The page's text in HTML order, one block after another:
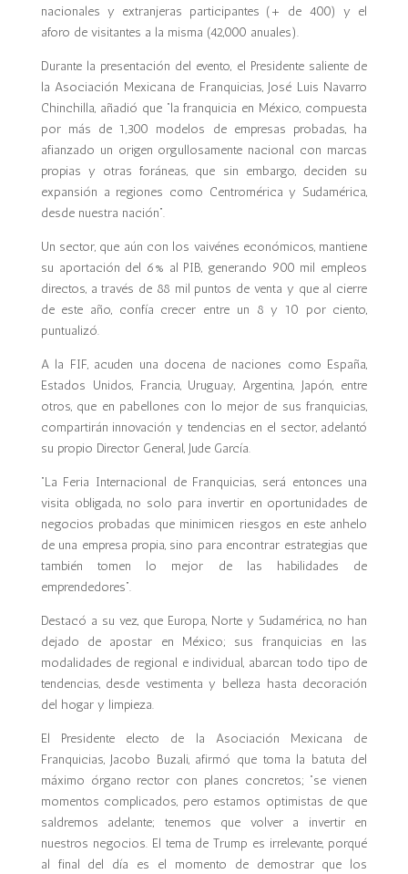
nacionales y extranjeras participantes (+ de 400) y el
aforo de visitantes a la misma (42,000 anuales).
Durante la presentación del evento, el Presidente saliente de
la Asociación Mexicana de Franquicias, José Luis Navarro
Chinchilla, añadió que “la franquicia en México, compuesta
por más de 1,300 modelos de empresas probadas, ha
afianzado un origen orgullosamente nacional con marcas
propias y otras foráneas, que sin embargo, deciden su
expansión a regiones como Centromérica y Sudamérica,
desde nuestra nación”.
Un sector, que aún con los vaivénes económicos, mantiene
su aportación del 6% al PIB, generando 900 mil empleos
directos, a través de 88 mil puntos de venta y que al cierre
de este año, confía crecer entre un 8 y 10 por ciento,
puntualizó.
A la FIF, acuden una docena de naciones como España,
Estados Unidos, Francia, Uruguay, Argentina, Japón, entre
otros, que en pabellones con lo mejor de sus franquicias,
compartirán innovación y tendencias en el sector, adelantó
su propio Director General, Jude García.
“La Feria Internacional de Franquicias, será entonces una
visita obligada, no solo para invertir en oportunidades de
negocios probadas que minimicen riesgos en este anhelo
de una empresa propia, sino para encontrar estrategias que
también tomen lo mejor de las habilidades de
emprendedores”.
Destacó a su vez, que Europa, Norte y Sudamérica, no han
dejado de apostar en México; sus franquicias en las
modalidades de regional e individual, abarcan todo tipo de
tendencias, desde vestimenta y belleza hasta decoración
del hogar y limpieza.
El Presidente electo de la Asociación Mexicana de
Franquicias, Jacobo Buzali, afirmó que toma la batuta del
máximo órgano rector con planes concretos; “se vienen
momentos complicados, pero estamos optimistas de que
saldremos adelante; tenemos que volver a invertir en
nuestros negocios. El tema de Trump es irrelevante, porqué
al final del día es el momento de demostrar que los